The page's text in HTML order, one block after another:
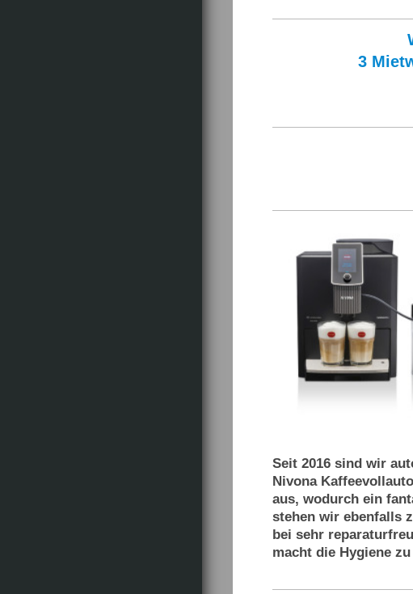
3
Seit 2016 sind wir
Nivona
aus, wodurch ein
stehen wir ebenfalls
bei sehr
macht die Hygiene